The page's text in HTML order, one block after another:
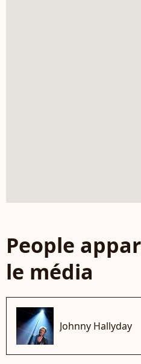
People
le média
Johnny Hallyday